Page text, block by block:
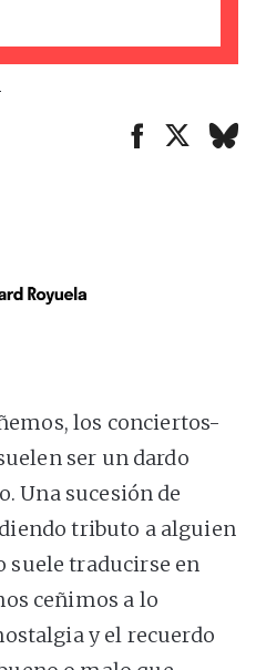
los conciertos-
ser un dardo
Una sucesión de
tributo a alguien
suele traducirse en
ceñimos a lo
y el recuerdo